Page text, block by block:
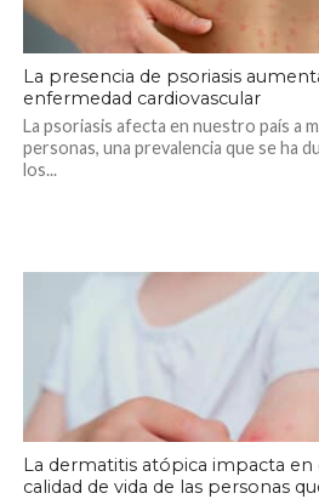
La presencia de psoriasis
enfermedad cardiovascular
La psoriasis afecta en nuestro país a
personas, una prevalencia que se ha
los...
La dermatitis atópica impacta en
calidad de vida de las personas